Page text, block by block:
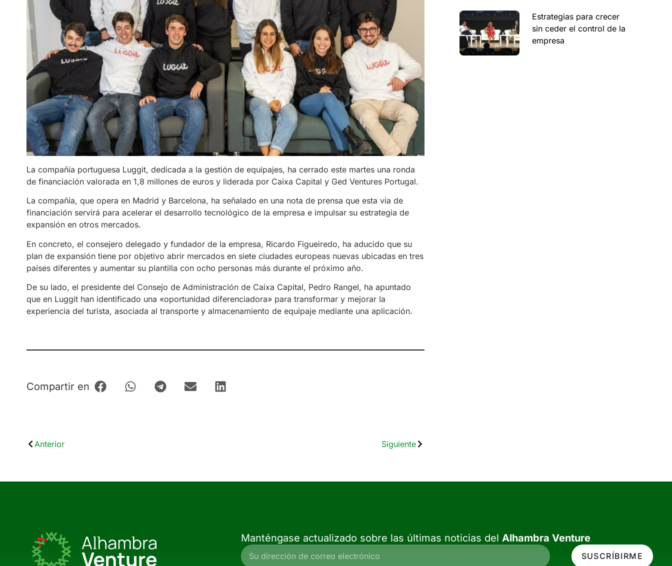
La compañía portuguesa Luggit, dedicada a la gestión de equipajes, ha cerrado este martes una ronda
de financiación valorada en 1,8 millones de euros y liderada por Caixa Capital y Ged Ventures Portugal.
La compañía, que opera en Madrid y Barcelona, ha señalado en una nota de prensa que esta vía de
financiación servirá para acelerar el desarrollo tecnológico de la empresa e impulsar su estrategia de
expansión en otros mercados.
En concreto, el consejero delegado y fundador de la empresa, Ricardo Figueiredo, ha aducido que su
plan de expansión tiene por objetivo abrir mercados en siete ciudades europeas nuevas ubicadas en tres
países diferentes y aumentar su plantilla con ocho personas más durante el próximo año.
De su lado, el presidente del Consejo de Administración de Caixa Capital, Pedro Rangel, ha apuntado
que en Luggit han identificado una «oportunidad diferenciadora» para transformar y mejorar la
experiencia del turista, asociada al transporte y almacenamiento de equipaje mediante una aplicación.
Compartir en
Anterior Siguiente
Estrategias para crecer
sin ceder el control de la
empresa
Manténgase actualizado sobre las últimas noticias del Alhambra Venture
SUSCRÍBIRME